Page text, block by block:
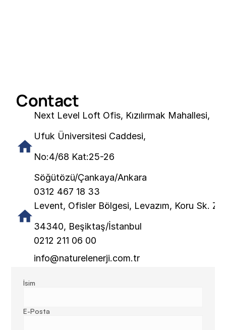
Contact
Next Level Loft Ofis, Kızılırmak Mahallesi,
Ufuk Üniversitesi Caddesi,
No:4/68 Kat:25-26
Söğütözü/Çankaya/Ankara
0312 467 18 33
Levent, Ofisler Bölgesi, Levazım, Koru Sk.
34340, Beşiktaş/İstanbul
0212 211 06 00
info@naturelenerji.com.tr
İsim
E-Posta